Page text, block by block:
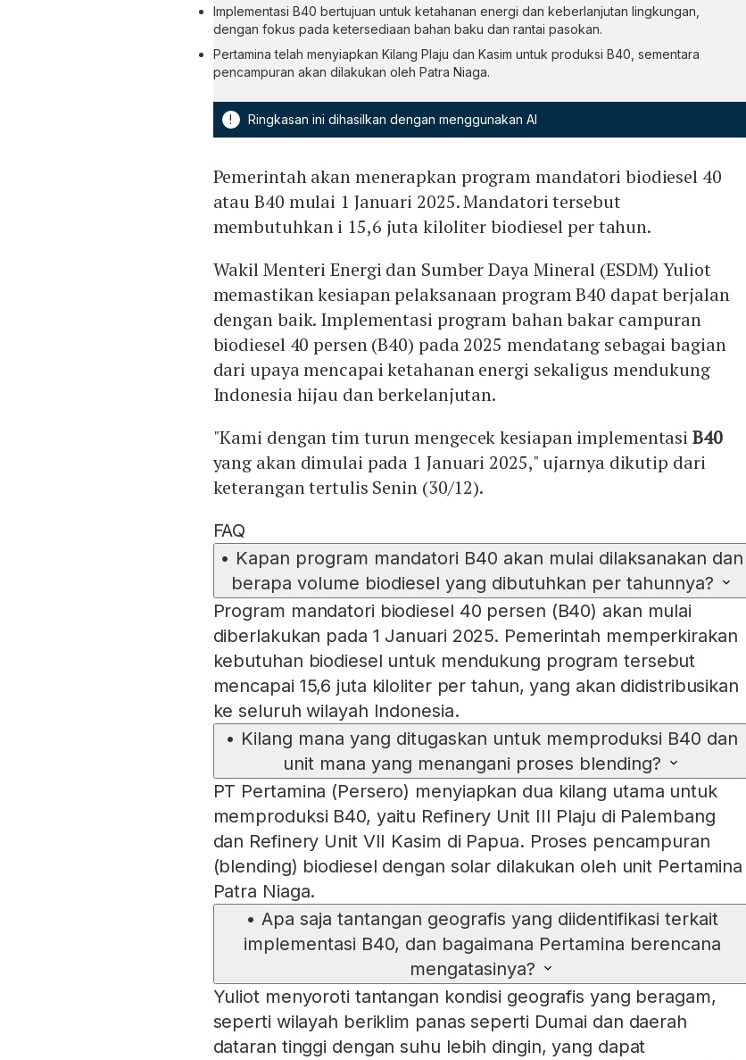
Implementasi B40 bertujuan untuk ketahanan energi dan keberlanjutan lingkungan,
dengan fokus pada ketersediaan bahan baku dan rantai pasokan.
Pertamina telah menyiapkan Kilang Plaju dan Kasim untuk produksi B40, sementara
pencampuran akan dilakukan oleh Patra Niaga.
! Ringkasan ini dihasilkan dengan menggunakan AI
Pemerintah akan menerapkan program mandatori biodiesel 40
atau B40 mulai 1 Januari 2025. Mandatori tersebut
membutuhkan i 15,6 juta kiloliter biodiesel per tahun.
Wakil Menteri Energi dan Sumber Daya Mineral (ESDM) Yuliot
memastikan kesiapan pelaksanaan program B40 dapat berjalan
dengan baik. Implementasi program bahan bakar campuran
biodiesel 40 persen (B40) pada 2025 mendatang sebagai bagian
dari upaya mencapai ketahanan energi sekaligus mendukung
Indonesia hijau dan berkelanjutan.
"Kami dengan tim turun mengecek kesiapan implementasiB40
yang akan dimulai pada 1 Januari 2025," ujarnya dikutip dari
keterangan tertulis Senin (30/12).
FAQ
• Kapan program mandatori B40 akan mulai dilaksanakan dan
berapa volume biodiesel yang dibutuhkan per tahunnya?
Program mandatori biodiesel 40 persen (B40) akan mulai
diberlakukan pada 1 Januari 2025. Pemerintah memperkirakan
kebutuhan biodiesel untuk mendukung program tersebut
mencapai 15,6 juta kiloliter per tahun, yang akan didistribusikan
ke seluruh wilayah Indonesia.
• Kilang mana yang ditugaskan untuk memproduksi B40 dan
unit mana yang menangani proses blending?
PT Pertamina (Persero) menyiapkan dua kilang utama untuk
memproduksi B40, yaitu Refinery Unit III Plaju di Palembang
dan Refinery Unit VII Kasim di Papua. Proses pencampuran
(blending) biodiesel dengan solar dilakukan oleh unit Pertamina
Patra Niaga.
• Apa saja tantangan geografis yang diidentifikasi terkait
implementasi B40, dan bagaimana Pertamina berencana
mengatasinya?
Yuliot menyoroti tantangan kondisi geografis yang beragam,
seperti wilayah beriklim panas seperti Dumai dan daerah
dataran tinggi dengan suhu lebih dingin, yang dapat